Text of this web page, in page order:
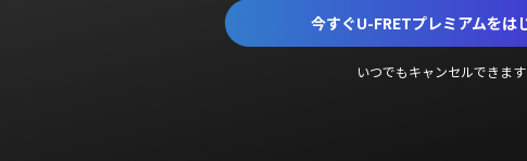
今すぐU-FRETプレミアムをは
いつでもキャンセルできます